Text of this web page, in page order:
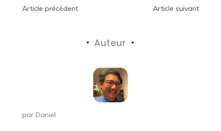
Navigation
Article précédent Article suivant
Auteur
par Daniel